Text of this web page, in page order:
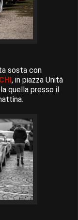
sosta con
, in piazza Unità
quella presso il